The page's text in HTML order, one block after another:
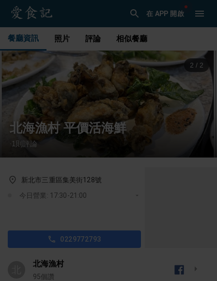
在 APP 開啟
餐廳資訊 照片 評論 相似餐廳
2 / 2
北海漁村 平價活海鮮
1 則評論
新北市三重區集美街128號
今日營業: 17:30-21:00
0229772793
北海漁村
95個讚